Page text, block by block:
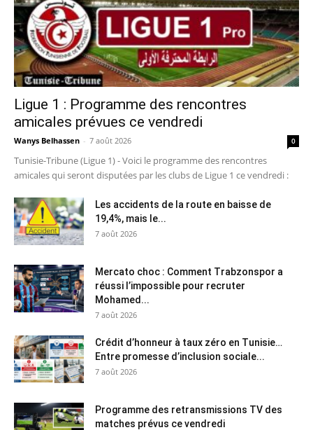
Ligue 1 : Programme des rencontres
amicales prévues ce vendredi
Wanys Belhassen - 7 août 2026 0
Tunisie-Tribune (Ligue 1) - Voici le programme des rencontres
amicales qui seront disputées par les clubs de Ligue 1 ce vendredi :
Les accidents de la route en baisse de
19,4%, mais le...
7 août 2026
Mercato choc : Comment Trabzonspor a
réussi l’impossible pour recruter
Mohamed...
7 août 2026
Crédit d’honneur à taux zéro en Tunisie…
Entre promesse d’inclusion sociale...
7 août 2026
Programme des retransmissions TV des
matches prévus ce vendredi